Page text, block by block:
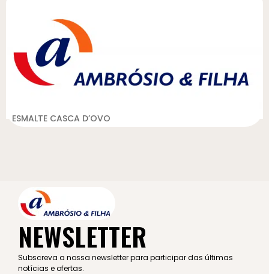
ESMALTE CASCA D’OVO
NEWSLETTER
Subscreva a nossa newsletter para participar das últimas
notícias e ofertas.